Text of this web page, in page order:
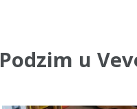
Podzim u